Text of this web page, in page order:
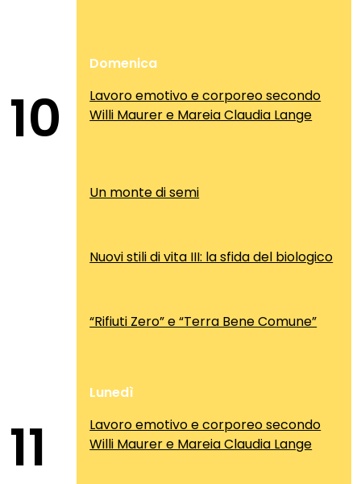
10
Domenica
Lavoro emotivo e corporeo secondo
Willi Maurer e Mareia Claudia Lange
Un monte di semi
Nuovi stili di vita III: la sfida del biologico
“Rifiuti Zero” e “Terra Bene Comune”
11
Lunedì
Lavoro emotivo e corporeo secondo
Willi Maurer e Mareia Claudia Lange